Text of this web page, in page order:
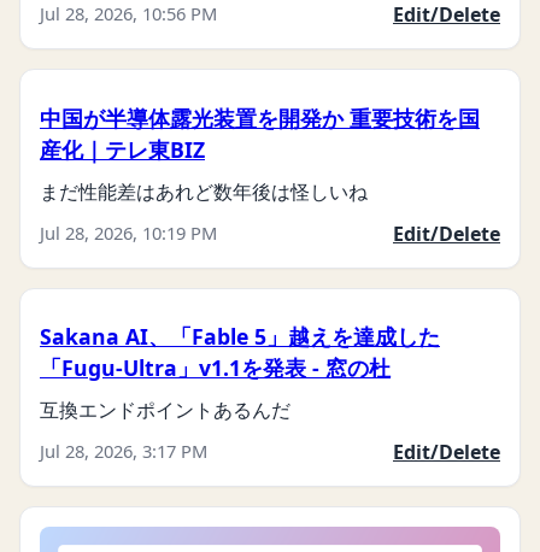
Jul 28, 2026, 10:56 PM Edit/Delete
中国が半導体露光装置を開発か 重要技術を国
産化｜テレ東BIZ
まだ性能差はあれど数年後は怪しいね
Jul 28, 2026, 10:19 PM Edit/Delete